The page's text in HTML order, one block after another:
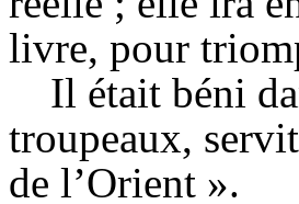
livre, pour
Il était béni
troupeaux,
de l’Orient ».